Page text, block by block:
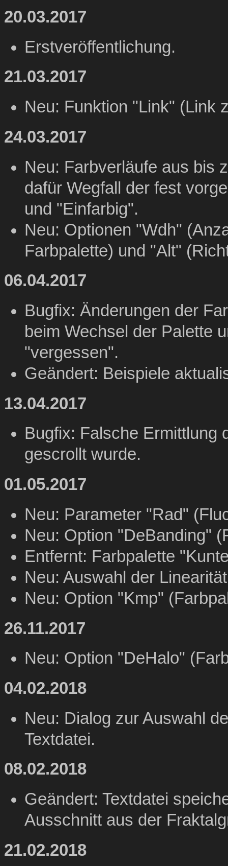
20.03.2017
Erstveröffentlichung.
21.03.2017
Neu: Funktion "Link" (Link
24.03.2017
Neu: Farbverläufe aus bis
dafür Wegfall der fest
und "Einfarbig".
Neu: Optionen "Wdh"
Farbpalette) und "Alt"
06.04.2017
Bugfix: Änderungen der
beim Wechsel der Palette
"vergessen".
Geändert: Beispiele
13.04.2017
Bugfix: Falsche Ermittlung
gescrollt wurde.
01.05.2017
Neu: Parameter "Rad"
Neu: Option "DeBanding"
Entfernt: Farbpalette
Neu: Auswahl der
Neu: Option "Kmp"
26.11.2017
Neu: Option "DeHalo"
04.02.2018
Neu: Dialog zur Auswahl
Textdatei.
08.02.2018
Geändert: Textdatei
Ausschnitt aus der
21.02.2018